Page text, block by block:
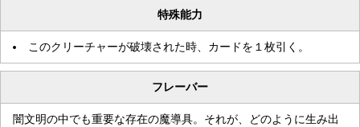
特殊能力
このクリーチャーが破壊された時、カードを１枚引く。
フレーバー
闇文明の中でも重要な存在の魔導具。それが、どのように生み出